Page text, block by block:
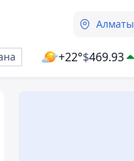
Алматы
+22°$469.93